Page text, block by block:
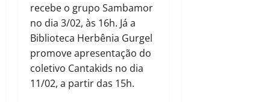
recebe o grupo Sambamor
no dia 3/02, às 16h. Já a
Biblioteca Herbênia Gurgel
promove apresentação do
coletivo Cantakids no dia
11/02, a partir das 15h.